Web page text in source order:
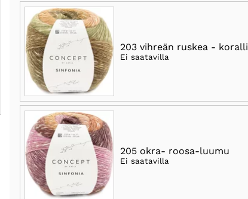
203 vihreän ruskea -
Ei saatavilla
205 okra- roosa-luumu
Ei saatavilla